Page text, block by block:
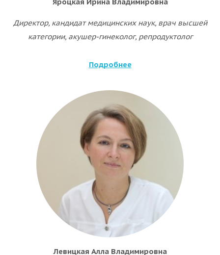
Директор, кандидат медицинских наук, врач высшей
категории, акушер-гинеколог, репродуктолог
Подробнее
Левицкая Алла Владимировна